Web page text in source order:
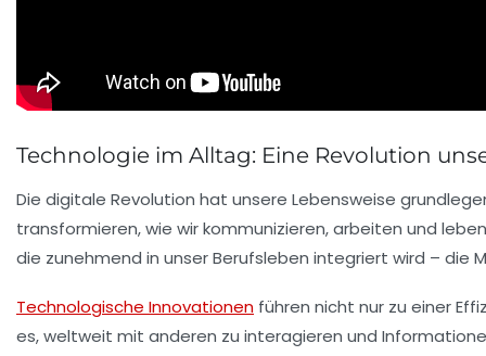
Technologie im Alltag: Eine Revolution
Die digitale Revolution hat unsere Lebensweise
transformieren, wie wir kommunizieren, arbeiten und
die zunehmend in unser Berufsleben integriert wird – die
Technologische Innovationen führen nicht nur zu einer
es, weltweit mit anderen zu interagieren und